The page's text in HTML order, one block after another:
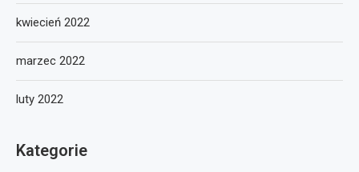
kwiecień 2022
marzec 2022
luty 2022
Kategorie